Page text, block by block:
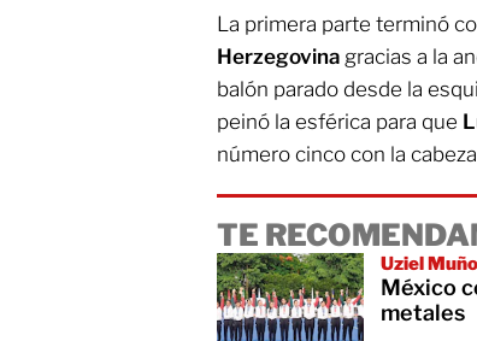
La primera parte terminó
Herzegovina gracias a la
balón parado desde la
peinó la esférica para que
número cinco con la
TE
Uziel
México
metales